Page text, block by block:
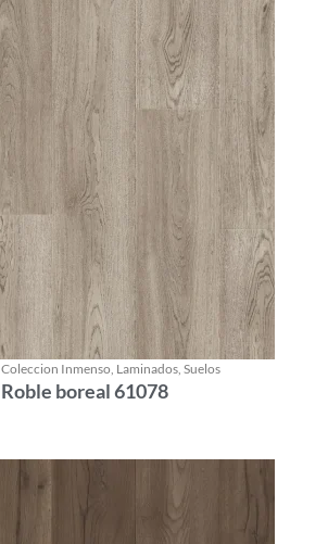
Coleccion Inmenso Laminados, Suelos
Roble boreal 61078